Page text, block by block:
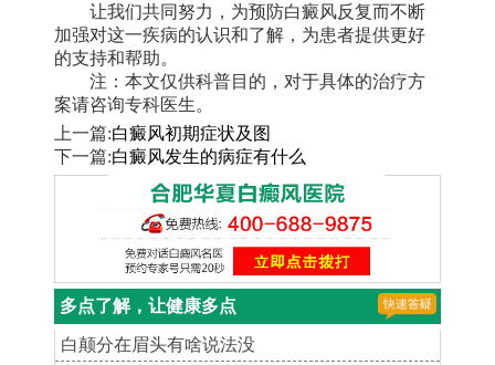
让我们共同努力，为预防白癜风反复而不断
加强对这一疾病的认识和了解，为患者提供更好
的支持和帮助。
注：本文仅供科普目的，对于具体的治疗方
案请咨询专科医生。
上一篇:白癜风初期症状及图
下一篇:白癜风发生的病症有什么
多点了解，让健康多点
白颠分在眉头有啥说法没